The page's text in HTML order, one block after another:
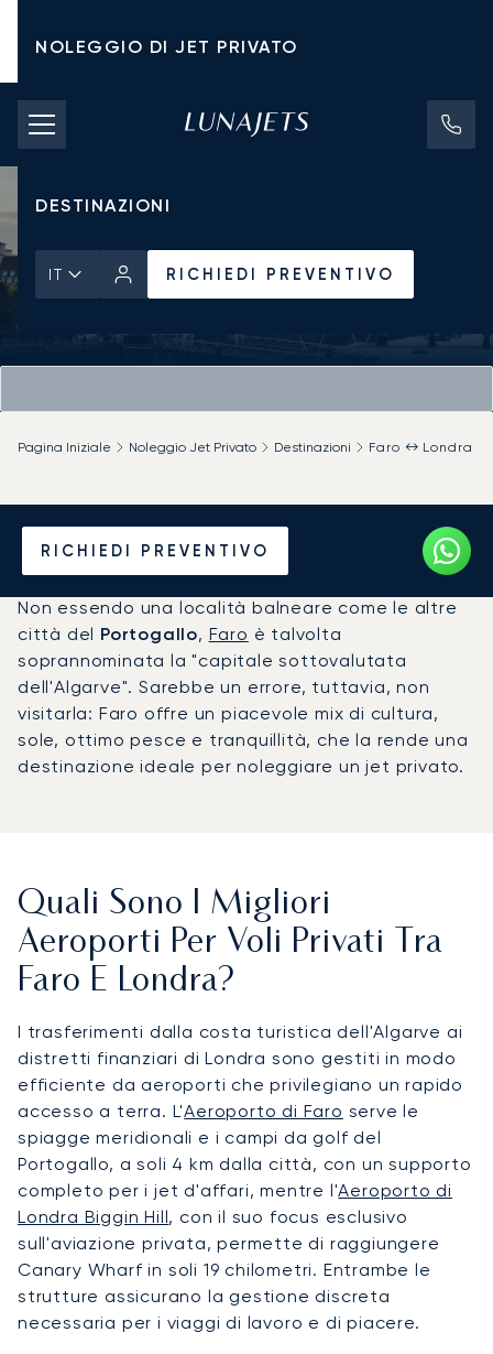
NOLEGGIO DI JET PRIVATO
TARIFFE DI NOLEGGIO
JET PRIVATI
DESTINAZIONI
IT RICHIEDI PREVENTIVO
RICHIEDI PREVENTIVO
Pagina Iniziale Noleggio Jet Privato Destinazioni Faro ↔ Londra
Noleggia un Jet Privato da
Faro a Londra
Non essendo una località balneare come le altre
città del Portogallo, Faro è talvolta
soprannominata la "capitale sottovalutata
dell'Algarve". Sarebbe un errore, tuttavia, non
visitarla: Faro offre un piacevole mix di cultura,
sole, ottimo pesce e tranquillità, che la rende una
destinazione ideale per noleggiare un jet privato.
Quali Sono I Migliori
Aeroporti Per Voli Privati Tra
Faro E Londra?
I trasferimenti dalla costa turistica dell'Algarve ai
distretti finanziari di Londra sono gestiti in modo
efficiente da aeroporti che privilegiano un rapido
accesso a terra. L'Aeroporto di Faro serve le
spiagge meridionali e i campi da golf del
Portogallo, a soli 4 km dalla città, con un supporto
completo per i jet d'affari, mentre l'Aeroporto di
Londra Biggin Hill, con il suo focus esclusivo
sull'aviazione privata, permette di raggiungere
Canary Wharf in soli 19 chilometri. Entrambe le
strutture assicurano la gestione discreta
necessaria per i viaggi di lavoro e di piacere.